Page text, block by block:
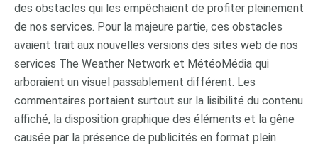
des obstacles qui les empêchaient de profiter pleinement
de nos services. Pour la majeure partie, ces obstacles
avaient trait aux nouvelles versions des sites web de nos
services The Weather Network et MétéoMédia qui
arboraient un visuel passablement différent. Les
commentaires portaient surtout sur la lisibilité du contenu
affiché, la disposition graphique des éléments et la gêne
causée par la présence de publicités en format plein